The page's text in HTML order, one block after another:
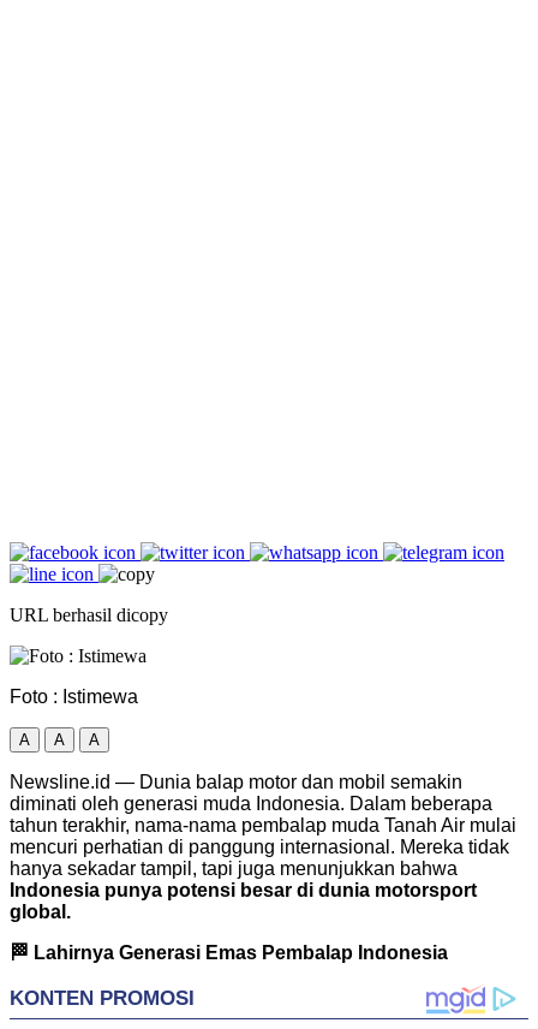
URL berhasil dicopy
Foto : Istimewa
A A A
Newsline.id — Dunia balap motor dan mobil semakin
diminati oleh generasi muda Indonesia. Dalam beberapa
tahun terakhir, nama-nama pembalap muda Tanah Air mulai
mencuri perhatian di panggung internasional. Mereka tidak
hanya sekadar tampil, tapi juga menunjukkan bahwa
Indonesia punya potensi besar di dunia motorsport
global.
🏁 Lahirnya Generasi Emas Pembalap Indonesia